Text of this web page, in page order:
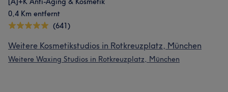
0,4 Km entfernt
(641)
Weitere Kosmetikstudios in Rotkreuzplatz, München
Weitere Waxing Studios in Rotkreuzplatz, München